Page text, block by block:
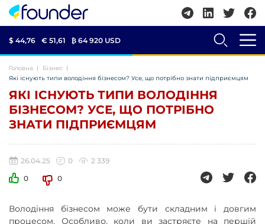
$ 44,76 € 51,61 ₿ 64 920 USD
Головна
Бізнес
Які існують типи володіння бізнесом? Усе, що потрібно знати підприємцям
ЯКІ ІСНУЮТЬ ТИПИ ВОЛОДІННЯ
БІЗНЕСОМ? УСЕ, ЩО ПОТРІБНО
ЗНАТИ ПІДПРИЄМЦЯМ
26.04.25 0
2 339
0
0
Володіння бізнесом може бути складним і довгим
процесом. Особливо, коли ви застряєте на першій